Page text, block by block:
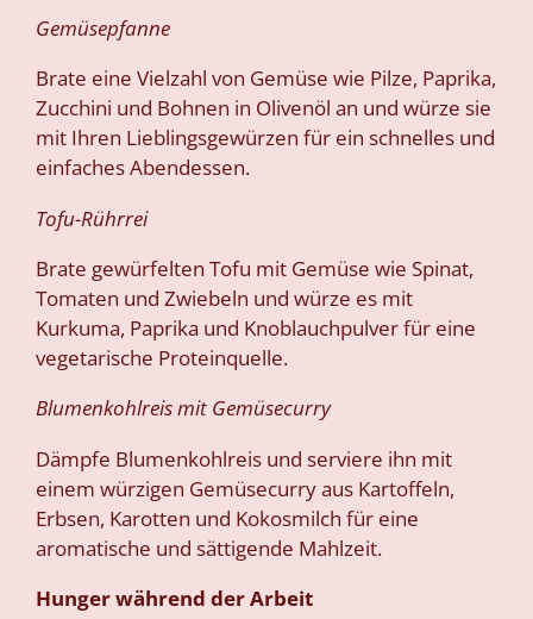
Gemüsepfanne
Brate eine Vielzahl von Gemüse wie Pilze, Paprika,
Zucchini und Bohnen in Olivenöl an und würze sie
mit Ihren Lieblingsgewürzen für ein schnelles und
einfaches Abendessen.
Tofu-Rührrei
Brate gewürfelten Tofu mit Gemüse wie Spinat,
Tomaten und Zwiebeln und würze es mit
Kurkuma, Paprika und Knoblauchpulver für eine
vegetarische Proteinquelle.
Blumenkohlreis mit Gemüsecurry
Dämpfe Blumenkohlreis und serviere ihn mit
einem würzigen Gemüsecurry aus Kartoffeln,
Erbsen, Karotten und Kokosmilch für eine
aromatische und sättigende Mahlzeit.
Hunger während der Arbeit